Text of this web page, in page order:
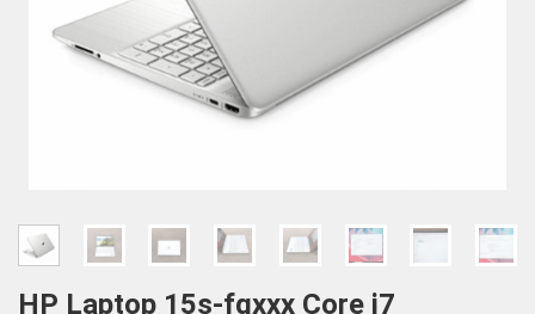
HP Laptop 15s-fqxxx Core i7